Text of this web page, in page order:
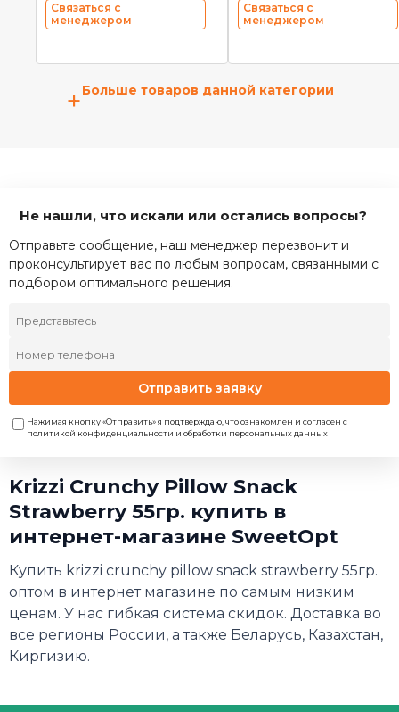
Связаться с
менеджером
Связаться с
менеджером
+Больше товаров данной категории
Не нашли, что искали или остались вопросы?
Отправьте сообщение, наш менеджер перезвонит и
проконсультирует вас по любым вопросам, связанными с
подбором оптимального решения.
Отправить заявку
Нажимая кнопку «Отправить» я подтверждаю, что ознакомлен и согласен с
политикой конфиденциальности и обработки персональных данных
Krizzi Crunchy Pillow Snack
Strawberry 55гр. купить в
интернет-магазине SweetOpt
Купить krizzi crunchy pillow snack strawberry 55гр.
оптом в интернет магазине по самым низким
ценам. У нас гибкая система скидок. Доставка во
все регионы России, а также Беларусь, Казахстан,
Киргизию.